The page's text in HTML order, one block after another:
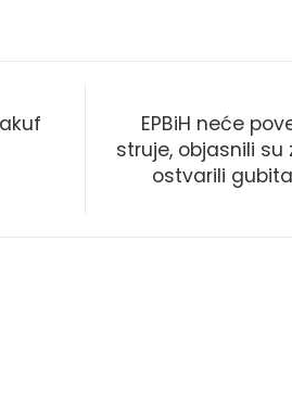
EPBiH neće
struje, objasnili
ostvarili